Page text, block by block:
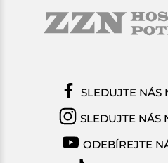
SLEDUJTE NÁS
SLEDUJTE NÁS
ODEBÍREJTE